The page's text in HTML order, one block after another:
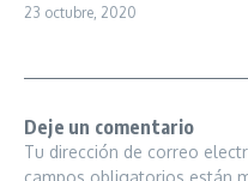
23 octubre, 2020
Deje un comentario
Tu dirección de correo
campos obligatorios están